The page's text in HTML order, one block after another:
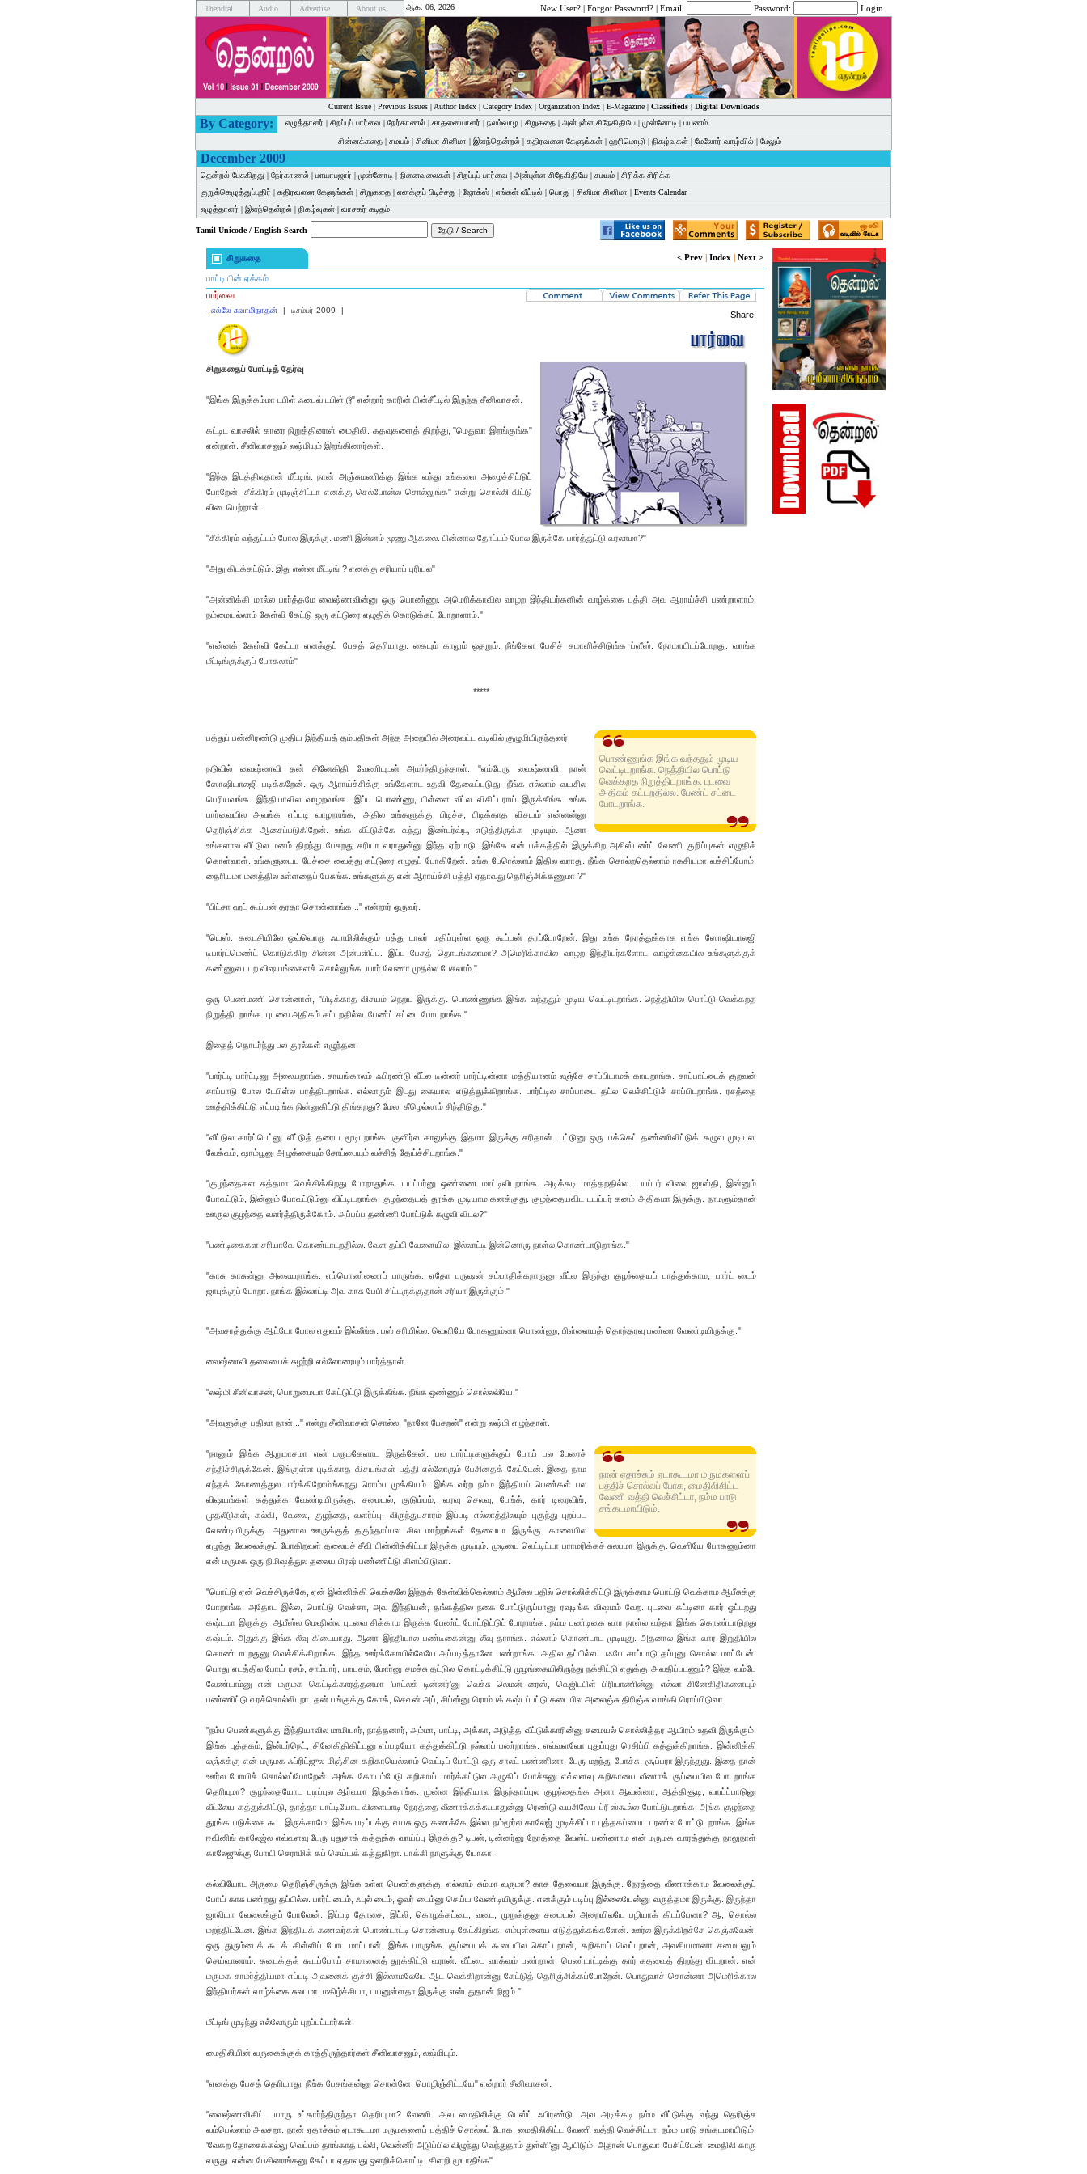
Thendral Audio Advertise About us ஆக. 06, 2026 New User? | Forgot Password? | Email: Password: Login
Current Issue| Previous Issues| Author Index| Category Index| Organization Index| E-Magazine| Classifieds| Digital Downloads
By Category: எழுத்தாளர் | சிறப்புப் பார்வை | நேர்காணல் | சாதனையாளர் | நலம்வாழ | சிறுகதை | அன்புள்ள சிநேகிதியே | முன்னோடி | பயணம்
சின்னக்கதை | சமயம் | சினிமா சினிமா | இளந்தென்றல் | கதிரவனை கேளுங்கள் | ஹரிமொழி | நிகழ்வுகள் | மேலோர் வாழ்வில் | மேலும்
December 2009
தென்றல் பேசுகிறது | நேர்காணல் | மாயாபஜார் | முன்னோடி | நினைவலைகள் | சிறப்புப் பார்வை | அன்புள்ள சிநேகிதியே | சமயம் | சிரிக்க சிரிக்க
குறுக்கெழுத்துப்புதிர் | கதிரவனை கேளுங்கள் | சிறுகதை | எனக்குப் பிடிச்சது | ஜோக்ஸ் | எங்கள் வீட்டில் | பொது | சினிமா சினிமா | Events Calendar
எழுத்தாளர் | இளந்தென்றல் | நிகழ்வுகள் | வாசகர் கடிதம்
Tamil Unicode / English Search
சிறுகதை < Prev | Index | Next >
பாட்டியின் ஏக்கம்
பார்வை
- எல்லே சுவாமிநாதன் | டிசம்பர் 2009 | Share:
சிறுகதைப் போட்டித் தேர்வு
"இங்க இருக்கம்மா டபிள் ஃபைவ் டபிள் டூ" என்றார் காரின் பின்சீட்டில் இருந்த சீனிவாசன்.
கட்டிட வாசலில் காரை நிறுத்தினாள் மைதிலி. கதவுகளைத் திறந்து, "மெதுவா இறங்குங்க"
என்றாள். சீனிவாசனும் லஷ்மியும் இறங்கினார்கள்.
"இந்த இடத்திலதான் மீட்டிங். நான் அஞ்சுமணிக்கு இங்க வந்து உங்களை அழைச்சிட்டுப்
போறேன். சீக்கிரம் முடிஞ்சிட்டா எனக்கு செல்போன்ல சொல்லுங்க" என்று சொல்லி விட்டு
விடைபெற்றாள்.
"சீக்கிரம் வந்துட்டம் போல இருக்கு. மணி இன்னம் மூணு ஆகலை. பின்னால தோட்டம் போல இருக்கே பார்த்துட்டு வரலாமா?"
"அது கிடக்கட்டும். இது என்ன மீட்டிங் ? எனக்கு சரியாப் புரியல"
"அன்னிக்கி மால்ல பார்த்தமே வைஷ்ணவின்னு ஒரு பொண்ணு. அமெரிக்காவில வாழற இந்தியர்களின் வாழ்க்கை பத்தி அவ ஆராய்ச்சி பண்றாளாம்.
நம்மையல்லாம் கேள்வி கேட்டு ஒரு கட்டுரை எழுதிக் கொடுக்கப் போறாளாம்."
"என்னக் கேள்வி கேட்டா எனக்குப் பேசத் தெரியாது. கையும் காலும் ஒதறும். நீங்கேள பேசிச் சமாளிச்சிடுங்க ப்ளீஸ். நேரமாயிடப்போறது. வாங்க
மீட்டிங்குக்குப் போகலாம்"
*****
பொண்ணுங்க இங்க வந்ததும் முடிய
வெட்டிடறாங்க. நெத்தியில பொட்டு
வெக்கறத நிறுத்திடறாங்க. புடவை
அதிகம் கட்டறதில்ல. பேண்ட் சட்டை
போடறாங்க.
பத்துப் பன்னிரண்டு முதிய இந்தியத் தம்பதிகள் அந்த அறையில் அரைவட்ட வடிவில் குழுமியிருந்தனர்.
நடுவில் வைஷ்ணவி தன் சினேகிதி வேணியுடன் அமர்ந்திருந்தாள். "எம்பேரு வைஷ்ணவி. நான்
ஸோஷியாலஜி படிக்கறேன். ஒரு ஆராய்ச்சிக்கு உங்கேளாட உதவி தேவைப்படுது. நீங்க எல்லாம் வயசில
பெரியவங்க. இந்தியாவில வாழறவங்க. இப்ப பொண்ணு, பிள்ளை வீட்ல விசிட்டராய் இருக்கீங்க. உங்க
பார்வையில அவங்க எப்படி வாழறாங்க, அதில உங்களுக்கு பிடிச்ச, பிடிக்காத விசயம் என்னன்னு
தெரிஞ்சிக்க ஆசைப்படுகிறேன். உங்க வீட்டுக்கே வந்து இண்டர்வ்யூ எடுத்திருக்க முடியும். ஆனா
உங்களால வீட்டுல மனம் திறந்து பேசறது சரியா வராதுன்னு இந்த ஏற்பாடு. இங்கே என் பக்கத்தில் இருக்கிற அசிஸ்டண்ட் வேணி குறிப்புகள் எழுதிக்
கொள்வாள். உங்களுடைய பேச்சை வைத்து கட்டுரை எழுதப் போகிறேன். உங்க பேரெல்லாம் இதில வராது. நீங்க சொல்றதெல்லாம் ரகசியமா வச்சிப்போம்.
தைரியமா மனத்தில உள்ளதைப் பேசுங்க. உங்களுக்கு என் ஆராய்ச்சி பத்தி ஏதாவது தெரிஞ்சிக்கணுமா ?"
"பிட்சா ஹட் கூப்பன் தரதா சொன்னாங்க..." என்றார் ஒருவர்.
"யெஸ். கடைசியிலே ஒவ்வொரு ஃபாமிலிக்கும் பத்து டாலர் மதிப்புள்ள ஒரு கூப்பன் தரப்போறேன். இது உங்க நேரத்துக்காக எங்க ஸோஷியாலஜி
டிபார்ட்மெண்ட் கொடுக்கிற சின்ன அன்பளிப்பு. இப்ப பேசத் தொடங்கலாமா? அமெரிக்காவில வாழற இந்தியர்களோட வாழ்க்கையில உங்களுக்குக்
கண்ணுல படற விஷயங்கைளச் சொல்லுங்க. யார் வேணா முதல்ல பேசலாம்."
ஒரு பெண்மணி சொன்னாள், "பிடிக்காத விசயம் நெறய இருக்கு. பொண்ணுங்க இங்க வந்ததும் முடிய வெட்டிடறாங்க. நெத்தியில பொட்டு வெக்கறத
நிறுத்திடறாங்க. புடவை அதிகம் கட்டறதில்ல. பேண்ட் சட்டை போடறாங்க."
இதைத் தொடர்ந்து பல குரல்கள் எழுந்தன.
"பார்ட்டி பார்ட்டினு அலையறாங்க. சாயங்காலம் ஃபிரண்டு வீட்ல டின்னர் பார்ட்டின்னா மத்தியானம் லஞ்சே சாப்பிடாமக் காயறாங்க. சாப்பாட்டைக் குறவன்
சாப்பாடு போல டேபிள்ல பரத்திடறாங்க. எல்லாரும் இடது கையால எடுத்துக்கிறாங்க. பார்ட்டில சாப்பாடை தட்ல வெச்சிட்டுச் சாப்பிடறாங்க. ரசத்தை
ஊத்திக்கிட்டு எப்படிங்க நின்னுகிட்டு திங்கறது? மேல, கீழெல்லாம் சிந்திடுது."
"வீட்டுல கார்ப்பெட்னு வீட்டுத் தரைய மூடிடறாங்க. குளிர்ல காலுக்கு இதமா இருக்கு சரிதான். பட்டுனு ஒரு பக்கெட் தண்ணிவிட்டுக் கழுவ முடியல.
வேக்வம், ஷாம்பூனு அழுக்கையும் சோப்பையும் வச்சித் தேய்ச்சிடறாங்க."
"குழந்தைகள சுத்தமா வெச்சிக்கிறது போறாதுங்க. டயப்பர்னு ஒண்ணை மாட்டிவிடறாங்க. அடிக்கடி மாத்தறதில்ல. டயப்பர் விலை ஜாஸ்தி, இன்னும்
போவட்டும், இன்னும் போவட்டும்னு விட்டிடறாங்க. குழந்தையத் தூக்க முடியாம கனக்குது. குழந்தையவிட டயப்பர் கனம் அதிகமா இருக்கு. நாமளும்தான்
ஊருல குழந்தை வளர்த்திருக்கோம். அப்பப்ப தண்ணி போட்டுக் கழுவி விடல?"
"பண்டிகைகள சரியாவே கொண்டாடறதில்ல. வேள தப்பி வேளையில, இல்லாட்டி இன்னொரு நாள்ல கொண்டாடுறாங்க."
"காசு காசுன்னு அலையறாங்க. எம்பொண்ணைப் பாருங்க. ஏதோ புருஷன் சம்பாதிக்கறாருனு வீட்ல இருந்து குழந்தையப் பாத்துக்காம, பார்ட் டைம்
ஜாபுக்குப் போறா. நாங்க இல்லாட்டி அவ காசு பேபி சிட்டருக்குதான் சரியா இருக்கும்."
"அவசரத்துக்கு ஆட்டோ போல எதுவும் இல்லீங்க. பஸ் சரியில்ல. வெளியே போகணும்னா பொண்ணு, பிள்ளையத் தொந்தரவு பண்ண வேண்டியிருக்கு."
வைஷ்ணவி தலையைச் சுழற்றி எல்லோரையும் பார்த்தாள்.
"லஷ்மி சீனிவாசன், பொறுமையா கேட்டுட்டு இருக்கீங்க. நீங்க ஒண்ணும் சொல்லலியே."
"அவளுக்கு பதிலா நான்..." என்று சீனிவாசன் சொல்ல, "நானே பேசறன்" என்று லஷ்மி எழுந்தாள்.
நான் ஏதாச்சும் ஏடாகூடமா மருமகளைப்
பத்திச் சொல்லப் போக, மைதிலிகிட்ட
வேணி வத்தி வெச்சிட்டா, நம்ம பாடு
சங்கடமாயிடும்.
"நானும் இங்க ஆறுமாசமா என் மருமகேளாட இருக்கேன். பல பார்ட்டிகளுக்குப் போய் பல பேரைச்
சந்திச்சிருக்கேன். இங்குள்ள புடிக்காத விசயங்கள் பத்தி எல்லோரும் பேசினதக் கேட்டேன். இதை நாம
எந்தக் கோணத்துல பார்க்கிறோம்ங்கறது ரொம்ப முக்கியம். இங்க வர்ற நம்ம இந்தியப் பெண்கள் பல
விஷயங்கள் கத்துக்க வேண்டியிருக்கு. சமையல், குடும்பம், வரவு செலவு, பேங்க், கார் டிரைவிங்,
முதலீடுகள், கல்வி, வேலை, குழந்தை, வளர்ப்பு, விருந்துபசாரம் இப்படி எல்லாத்திலயும் புகுந்து புறப்பட
வேண்டியிருக்கு. அதுனால ஊருக்குத் தகுந்தாப்பல சில மாற்றங்கள் தேவையா இருக்கு. காலையில
எழுந்து வேலைக்குப் போகிறவள் தலையச் சீவி பின்னிக்கிட்டா இருக்க முடியும். முடியை வெட்டிட்டா பராமரிக்கச் சுலபமா இருக்கு. வெளியே போகணும்னா
என் மருமக ஒரு நிமிஷத்துல தலைய பிரஷ் பண்ணிட்டு கிளம்பிடுவா.
"பொட்டு ஏன் வெச்சிருக்கே, ஏன் இன்னிக்கி வெக்கலே இந்தக் கேள்விக்கெல்லாம் ஆபீசுல பதில் சொல்லிக்கிட்டு இருக்காம பொட்டு வெக்காம ஆபீசுக்கு
போறாங்க. அதோட இல்ல, பொட்டு வெச்சா, அவ இந்தியன், தங்கத்தில நகை போட்டுருப்பானு ரவுடிங்க விஷமம் வேற. புடவை கட்டினா கார் ஓட்டறது
கஷ்டமா இருக்கு. ஆபீஸ்ல மெஷின்ல புடவை சிக்காம இருக்க பேண்ட் போட்டுட்டுப் போறாங்க. நம்ம பண்டிகை வார நாள்ல வந்தா இங்க கொண்டாடுறது
கஷ்டம். அதுக்கு இங்க லீவு கிடையாது. ஆனா இந்தியால பண்டிகைன்னு லீவு தராங்க. எல்லாம் கொண்டாட முடியுது. அதனால இங்க வார இறுதியில
கொண்டாடறதுனு வெச்சிக்கிறாங்க. இந்த ஊர்க்கோயில்லேயே அப்படித்தானே பண்றாங்க. அதில தப்பில்ல. பஃபே சாப்பாடு தப்புனு சொல்ல மாட்டேன்.
பொது எடத்தில போய் ரசம், சாம்பார், பாயசம், மோர்னு சமச்சு தட்டுல கொட்டிக்கிட்டு முழங்கையிலிருந்து நக்கிட்டு எதுக்கு அவதிப்படணும்? இந்த வம்பே
வேண்டாம்னு என் மருமக கெட்டிக்காரத்தனமா 'பாட்லக் டின்னர்'னு வெச்சு லெமன் ரைஸ், வெஜிடபிள் பிரியாணின்னு எல்லா சினேகிதிகளையும்
பண்ணிட்டு வரச்சொல்லிடறா. தன் பங்குக்கு கோக், செவன் அப், சிப்ஸ்னு ரொம்பக் கஷ்டப்பட்டு கடையில அலைஞ்சு திரிஞ்சு வாங்கி ரொப்பிடுவா.
"நம்ப பெண்களுக்கு இந்தியாவில மாமியார், நாத்தனார், அம்மா, பாட்டி, அக்கா, அடுத்த வீட்டுக்காரின்னு சமையல் சொல்லித்தர ஆயிரம் உதவி இருக்கும்.
இங்க புத்தகம், இன்டர்நெட், சினேகிதிகிட்டனு எப்படியோ கத்துக்கிட்டு நல்லாப் பண்றாங்க. எவ்வளவோ புதுப்புது ரெசிப்பி கத்துக்கிறாங்க. இன்னிக்கி
லஞ்சுக்கு என் மருமக ஃப்ரிட்ஜுல மிஞ்சின கறிகாயெல்லாம் வெட்டிப் போட்டு ஒரு சாலட் பண்ணினா. பேரு மறந்து போச்சு. சூப்பரா இருந்துது. இதை நான்
ஊர்ல போயிச் சொல்லப்போறேன். அங்க கோயம்பேடு கறிகாய் மார்க்கட்டுல அழுகிப் போச்சுனு எவ்வளவு கறிகாயை வீணாக் குப்பையில போடறாங்க
தெரியுமா? குழந்தையோட படிப்புல ஆர்வமா இருக்காங்க. முன்ன இந்தியால இருந்தாப்புல குழந்தைங்க அனா ஆவன்னா, ஆத்திசூடி, வாய்ப்பாடுனு
வீட்லேய கத்துக்கிட்டு, தாத்தா பாட்டியோட விளையாடி நேரத்தை வீணாக்கக்கூடாதுன்னு ரெண்டு வயசிலேய ப்ரீ ஸ்கூல்ல போட்டுடறாங்க. அங்க குழந்தை
தூங்க படுக்கை கூட இருக்காமே! இங்க படிப்புக்கு வயசு ஒரு கணக்கே இல்ல. நம்மூர்ல காலேஜ் முடிச்சிட்டா புத்தகப்பைய பரண்ல போட்டுடறாங்க. இங்க
ஈவினிங் காலேஜ்ல எவ்வளவு பேரு புதுசாக் கத்துக்க வாய்ப்பு இருக்கு? டிபன், டின்னர்னு நேரத்தை வேஸ்ட் பண்ணாம என் மருமக வாரத்துக்கு நாலுநாள்
காலேஜுக்கு போயி செராமிக் கப் செய்யக் கத்துகிறா. பாக்கி நாளுக்கு யோகா.
கல்வியோட அருமை தெரிஞ்சிருக்கு இங்க உள்ள பெண்களுக்கு. எல்லாம் சும்மா வருமா? காசு தேவையா இருக்கு. நேரத்தை வீணாக்காம வேலைக்குப்
போய் காசு பண்றது தப்பில்ல. பார்ட் டைம், ஃபுல் டைம், ஓவர் டைம்னு செய்ய வேண்டியிருக்கு. எனக்கும் படிப்பு இல்லையேன்னு வருத்தமா இருக்கு. இருந்தா
ஜாலியா வேலைக்குப் போவேன். இப்படி தோசை, இட்லி, கொழக்கட்டை, வடை, முறுக்குனு சமையல் அறையிலயே பழியாக் கிடப்பேனா? ஆ, சொல்ல
மறந்திட்டேன. இங்க இந்தியக் கணவர்கள் பொண்டாட்டி சொன்னபடி கேட்கிறங்க. எம்புள்ளைய எடுத்துக்கங்களேன். ஊர்ல இருக்கிறச்சே கெஞ்சுவேன்,
ஒரு துரும்பைக் கூடக் கிள்ளிப் போட மாட்டான். இங்க பாருங்க. குப்பையக் கூடையில கொட்டறான், கறிகாய் வெட்டறான், அவசியமானா சமையலும்
செய்வானாம். கடைக்குக் கூடப்போய் சாமானைத் தூக்கிட்டு வரான். வீட்டை வாக்வம் பண்றான். பெண்டாட்டிக்கு கார் கதவைத் திறந்து விடறான். என்
மருமக சாமர்த்தியமா எப்படி அவனைக் குச்சி இல்லாமலேயே ஆட வெக்கிறான்னு கேட்டுத் தெரிஞ்சிக்கப்போறேன். பொதுவாச் சொன்னா அமெரிக்கால
இந்தியர்கள் வாழ்க்கை சுலபமா, மகிழ்ச்சியா, பயனுள்ளதா இருக்கு என்பதுதான் நிஜம்."
மீட்டிங் முடிந்து எல்லோரும் புறப்பட்டார்கள்.
மைதிலியின் வருகைக்குக் காத்திருந்தார்கள் சீனிவாசனும், லஷ்மியும்.
"எனக்கு பேசத் தெரியாது, நீங்க பேசுங்கன்னு சொன்னே! பொழிஞ்சிட்டயே" என்றார் சீனிவாசன்.
"வைஷ்ணவிகிட்ட யாரு உட்கார்ந்திருந்தா தெரியுமா? வேணி. அவ மைதிலிக்கு பெஸ்ட் ஃபிரண்டு. அவ அடிக்கடி நம்ம வீட்டுக்கு வந்து தெரிஞ்ச
வம்பெல்லாம் அலசறா. நான் ஏதாச்சும் ஏடாகூடமா மருமகளைப் பத்திச் சொல்லப் போக, மைதிலிகிட்ட வேணி வத்தி வெச்சிட்டா, நம்ம பாடு சங்கடமாயிடும்.
'வேகற தோசைக்கல்லு வெப்பம் தாங்காத பல்லி, வென்னீர் அடுப்பில விழுந்து வெந்துதாம் துள்ளி'னு ஆயிடும். அதான் பொதுவா பேசிட்டேன். மைதிலி காரு
வருது. என்ன பேசினாங்கனு கேட்டா ஏதாவது ஒளறிக்கொட்டி, கிளறி மூடாதீங்க"